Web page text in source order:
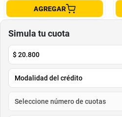
AGREGAR
Simula tu cuota
$20.800